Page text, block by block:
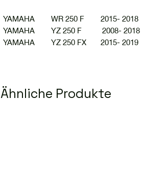
YAMAHA WR 250 F 2015- 2018
YAMAHA YZ 250 F 2008- 2018
YAMAHA YZ 250 FX 2015- 2019
Ähnliche Produkte